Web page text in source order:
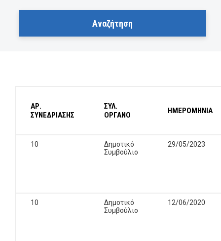
ΑΡ.
ΣΥΝΕΔΡΙΑΣΗΣ
ΣΥΛ.
ΟΡΓΑΝΟ
ΗΜΕΡΟΜΗΝΙΑ
10
Δημοτικό
Συμβούλιο
29/05/2023
10
Δημοτικό
Συμβούλιο
12/06/2020